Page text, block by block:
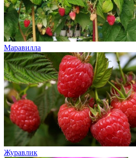
Маравилла
Журавлик